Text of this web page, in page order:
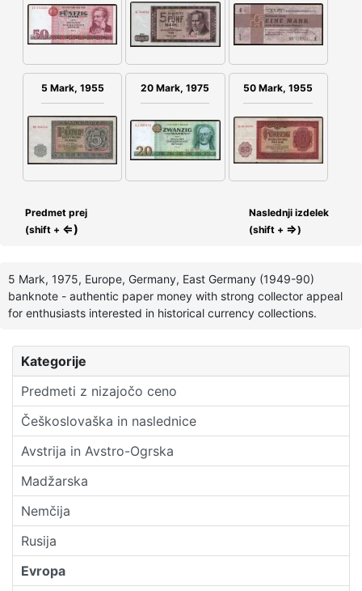
Kategorije
Predmeti z nizajočo ceno
Češkoslovaška in naslednice
Avstrija in Avstro-Ogrska
Madžarska
Nemčija
Rusija
Evropa
5 Mark, 1955 20 Mark, 1975 50 Mark, 1955
Predmet prej
(shift + ⇐)
Naslednji izdelek
(shift + ⇒)
5 Mark, 1975, Europe, Germany, East Germany (1949-90)
banknote - authentic paper money with strong collector appeal
for enthusiasts interested in historical currency collections.